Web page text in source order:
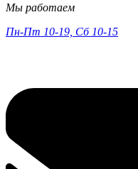
Мы работаем
Пн-Пт 10-19, Сб 10-15